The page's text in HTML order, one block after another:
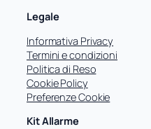
Legale
Informativa Privacy
Termini e condizioni
Politica di Reso
Cookie Policy
Preferenze Cookie
Kit Allarme